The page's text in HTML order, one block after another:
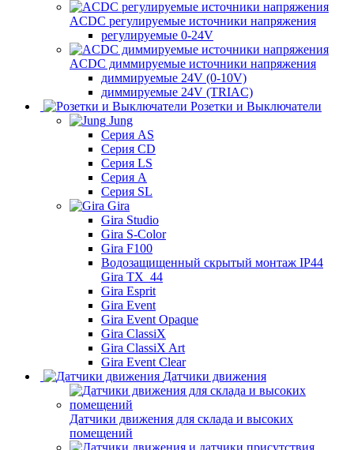
ACDC регулируемые источники напряжения
регулируемые 0-24V
ACDC диммируемые источники напряжения
диммируемые 24V (0-10V)
диммируемые 24V (TRIAC)
Розетки и Выключатели
Jung
Серия AS
Серия CD
Серия LS
Серия A
Серия SL
Gira
Gira Studio
Gira S-Color
Gira F100
Водозащищенный скрытый монтаж IP44
Gira TX_44
Gira Esprit
Gira Event
Gira Event Opaque
Gira ClassiX
Gira ClassiX Art
Gira Event Clear
Датчики движения
Датчики движения для склада и высоких
помещений